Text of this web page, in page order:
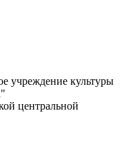
учреждение культуры
центральной